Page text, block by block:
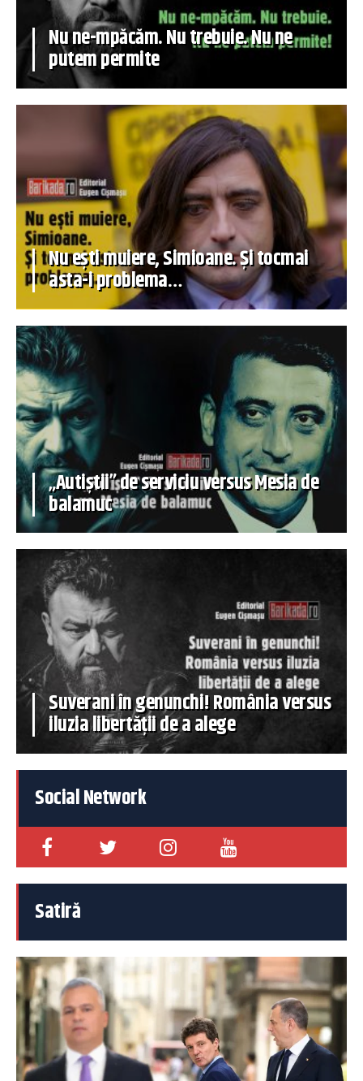
Nu ne-mpăcăm. Nu trebuie. Nu ne
putem permite
Nu ești muiere, Simioane. Și tocmai
asta-i problema…
„Autiștii” de serviciu versus Mesia de
balamuc
Suverani în genunchi! România versus
iluzia libertății de a alege
Social Network
Satiră